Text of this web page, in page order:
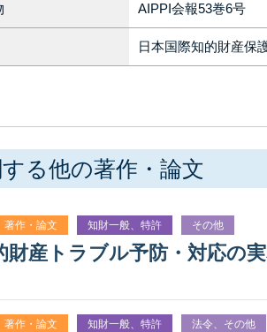
AIPPI会報53巻6号
日本国際知的財産保
る他の著作・論文
著作・論文 知財一般、特許 その他
産トラブル予防・対応の
著作・論文 知財一般、特許 法令、その他